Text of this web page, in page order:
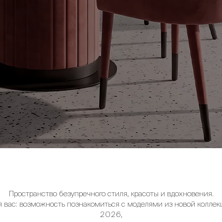
Пространство безупречного стиля, красоты и вдохновения.
вас: возможность познакомиться с моделями из новой
2026,